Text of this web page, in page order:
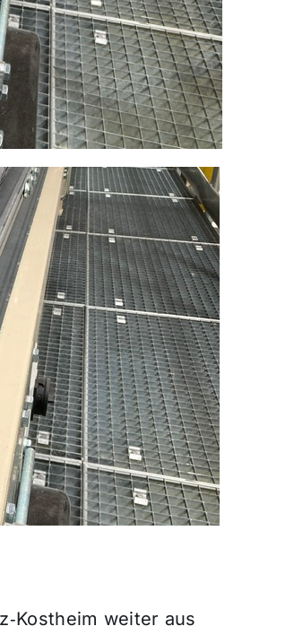
weiter aus